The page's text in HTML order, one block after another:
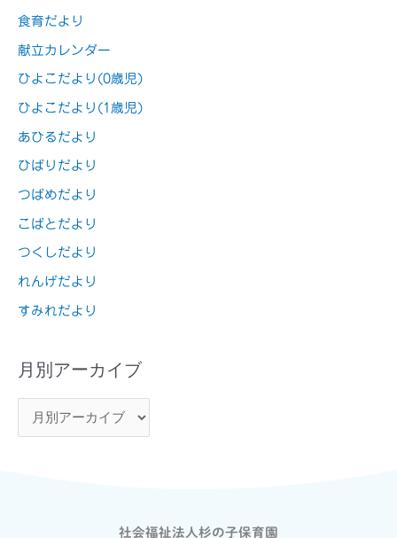
食育だより
献立カレンダー
ひよこだより(0歳児)
ひよこだより(1歳児)
あひるだより
ひばりだより
つばめだより
こばとだより
つくしだより
れんげだより
すみれだより
月別アーカイブ
社会福祉法人杉の子保育園